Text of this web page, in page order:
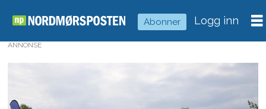
Abonner Logg inn
ANNONSE